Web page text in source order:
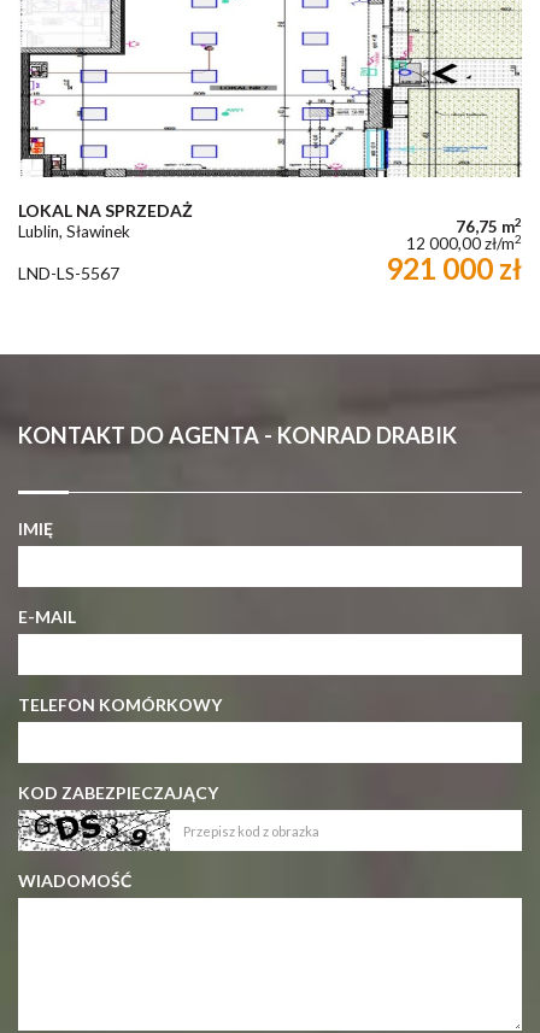
LOKAL NA SPRZEDAŻ
Lublin, Sławinek 76,75 m2
12 000,00 zł/m2
LND-LS-5567 921 000 zł
KONTAKT DO AGENTA - KONRAD DRABIK
IMIĘ
E-MAIL
TELEFON KOMÓRKOWY
KOD ZABEZPIECZAJĄCY
WIADOMOŚĆ